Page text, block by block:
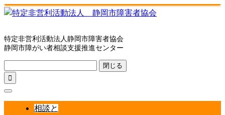
特定非営利活動法人静岡市障害者協会
静岡市障がい者相談支援推進センター
閉じる

相談と